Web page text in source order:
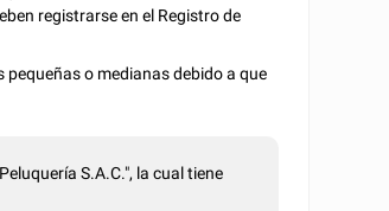
registrarse en el Registro de
o medianas debido a que
S.A.C.", la cual tiene